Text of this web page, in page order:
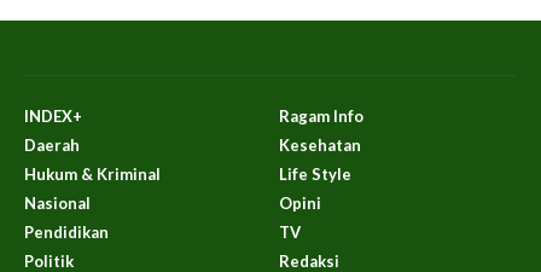
INDEX+
Daerah
Hukum & Kriminal
Nasional
Pendidikan
Politik
Ragam Info
Kesehatan
Life Style
Opini
TV
Redaksi